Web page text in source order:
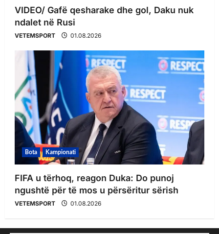
VIDEO/ Gafë qesharake dhe gol, Daku nuk
ndalet në Rusi
VETEMSPORT 01.08.2026
Bota Kampionati
FIFA u tërhoq, reagon Duka: Do punoj
ngushtë për të mos u përsëritur sërish
VETEMSPORT 01.08.2026